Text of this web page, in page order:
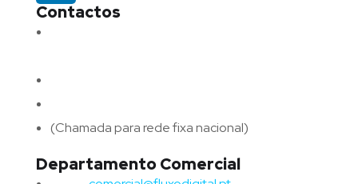
Contactos
(Chamada para rede fixa nacional)
Departamento Comercial